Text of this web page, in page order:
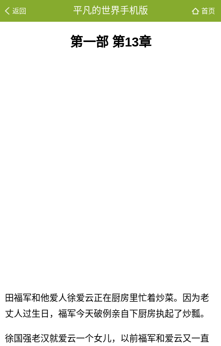
返回 平凡的世界手机版 首页
第一部 第13章
田福军和他爱人徐爱云正在厨房里忙着炒菜。因为老
丈人过生日，福军今天破例亲自下厨房执起了炒瓢。
徐国强老汉就爱云一个女儿，以前福军和爱云又一直